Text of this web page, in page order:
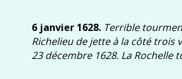
6 janvier 1628. Terrible
Richelieu de jette à la côté trois
23 décembre 1628. La Rochelle